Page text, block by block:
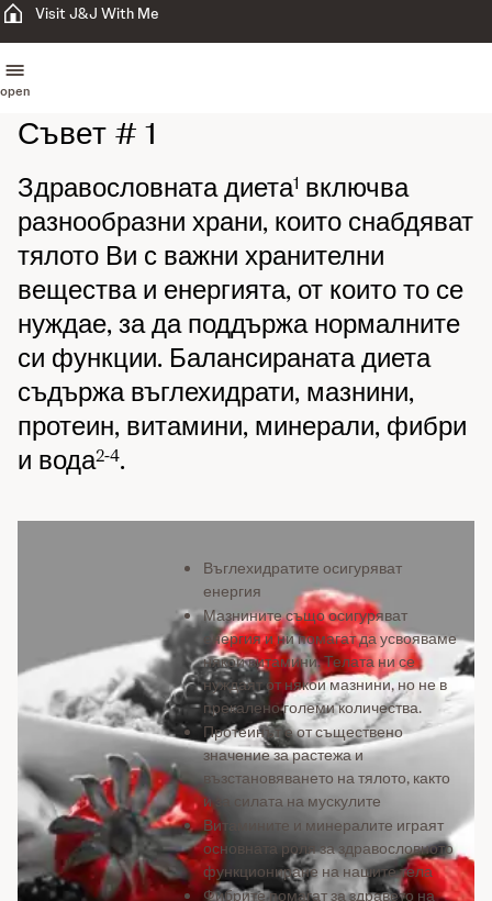
Visit J&J With Me
open
Съвет # 1
Здравословната диета1 включва
разнообразни храни, които снабдяват
тялото Ви с важни хранителни
вещества и енергията, от които то се
нуждае, за да поддържа нормалните
си функции. Балансираната диета
съдържа въглехидрати, мазнини,
протеин, витамини, минерали, фибри
и вода2-4.
Въглехидратите осигуряват
енергия
Мазнините също осигуряват
енергия и ни помагат да усвояваме
някои витамини. Телата ни се
нуждаят от някои мазнини, но не в
прекалено големи количества.
Протеинът е от съществено
значение за растежа и
възстановяването на тялото, както
и за силата на мускулите
Витамините и минералите играят
основната роля за здравословното
функциониране на нашите тела
Фибрите помагат за здравето на